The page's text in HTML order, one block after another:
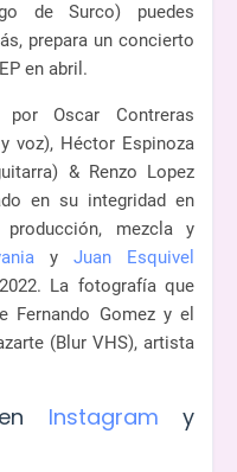
de Surco) puedes
prepara un concierto
en abril.
Oscar Contreras
voz), Héctor Espinoza
& Renzo Lopez
en su integridad en
mezcla y
y Juan Esquivel
La fotografía que
Fernando Gomez y el
(Blur VHS), artista
Instagram y